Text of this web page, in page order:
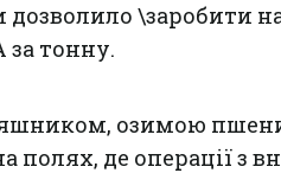
дозволило \заробити
за тонну.
озимою
де операції з